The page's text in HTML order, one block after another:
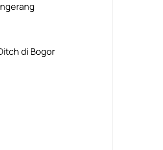
di Bogor